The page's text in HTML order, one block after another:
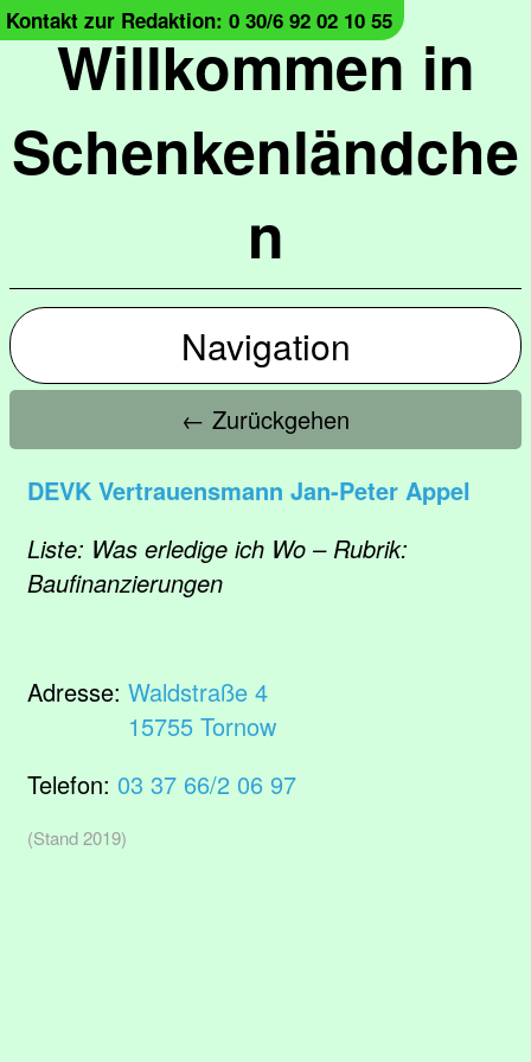
Willkommen in
Schenkenländche
n
Kontakt zur Redaktion: 0 30/6 92 02 10 55
Navigation
← Zurückgehen
DEVK Vertrauensmann Jan-Peter Appel
Liste: Was erledige ich Wo – Rubrik:
Baufinanzierungen
Adresse: Waldstraße 4
15755 Tornow
Telefon: 03 37 66/2 06 97
(Stand 2019)